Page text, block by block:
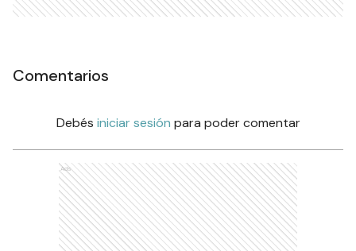
Comentarios
Debés iniciar sesión para poder comentar
Ads